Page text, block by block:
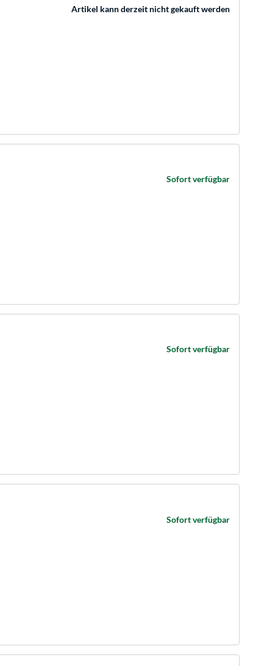
Artikel kann derzeit nicht gekauft werden
Sofort verfügbar
Sofort verfügbar
Sofort verfügbar